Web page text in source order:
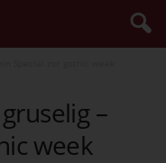
–
week